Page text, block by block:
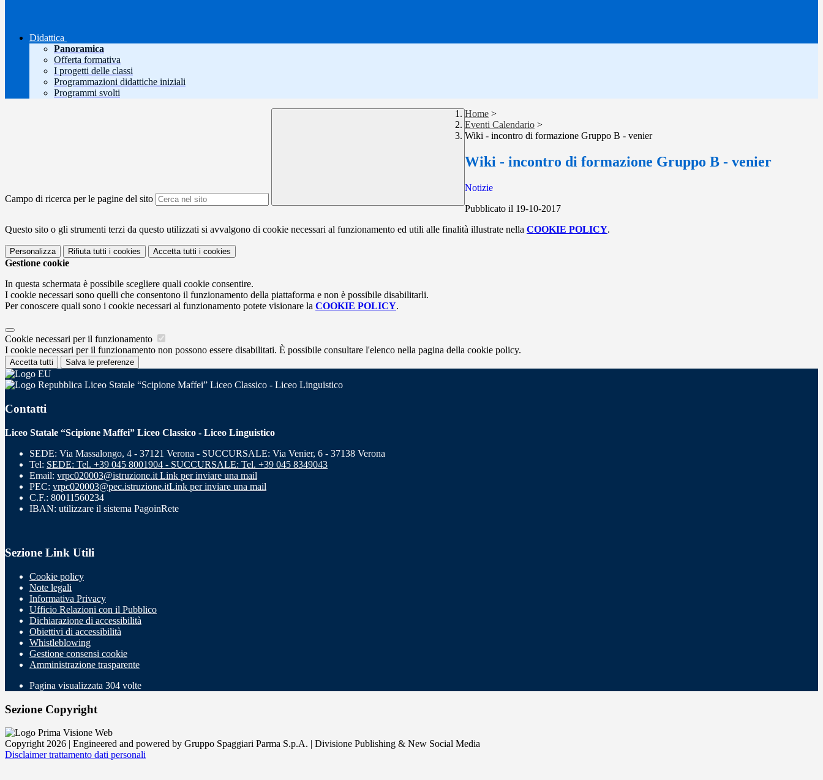
Didattica
Panoramica
Offerta formativa
I progetti delle classi
Programmazioni didattiche iniziali
Programmi svolti
Campo di ricerca per le pagine del sito
Home >
Eventi Calendario >
Wiki - incontro di formazione Gruppo B - venier
Wiki - incontro di formazione Gruppo B - venier
Notizie
Pubblicato il 19-10-2017
Questo sito o gli strumenti terzi da questo utilizzati si avvalgono di cookie necessari al funzionamento ed utili alle finalità illustrate nella COOKIE POLICY.
Personalizza Rifiuta tutti i cookies Accetta tutti i cookies
Gestione cookie
In questa schermata è possibile scegliere quali cookie consentire.
I cookie necessari sono quelli che consentono il funzionamento della piattaforma e non è possibile disabilitarli.
Per conoscere quali sono i cookie necessari al funzionamento potete visionare la COOKIE POLICY.
Cookie necessari per il funzionamento
I cookie necessari per il funzionamento non possono essere disabilitati. È possibile consultare l'elenco nella pagina della cookie policy.
Accetta tutti Salva le preferenze
Liceo Statale “Scipione Maffei” Liceo Classico - Liceo Linguistico
Contatti
Liceo Statale “Scipione Maffei” Liceo Classico - Liceo Linguistico
SEDE: Via Massalongo, 4 - 37121 Verona - SUCCURSALE: Via Venier, 6 - 37138 Verona
Tel: SEDE: Tel. +39 045 8001904 - SUCCURSALE: Tel. +39 045 8349043
Email: vrpc020003@istruzione.it Link per inviare una mail
PEC: vrpc020003@pec.istruzione.itLink per inviare una mail
C.F.: 80011560234
IBAN: utilizzare il sistema PagoinRete
Sezione Link Utili
Cookie policy
Note legali
Informativa Privacy
Ufficio Relazioni con il Pubblico
Dichiarazione di accessibilità
Obiettivi di accessibilità
Whistleblowing
Gestione consensi cookie
Amministrazione trasparente
Pagina visualizzata 304 volte
Sezione Copyright
Copyright 2026 | Engineered and powered by Gruppo Spaggiari Parma S.p.A. | Divisione Publishing & New Social Media
Disclaimer trattamento dati personali